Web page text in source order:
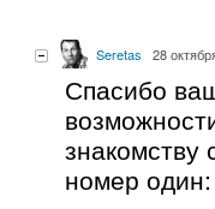
Seretas 28
Спасибо
номер